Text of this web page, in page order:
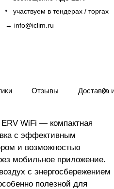
участвуем в тендерах / торгах
→ info@iclim.ru
Отзывы Доставка
WiFi — компактная
с эффективным
и возможностью
мобильное приложение.
с энергосбережением
полезной для